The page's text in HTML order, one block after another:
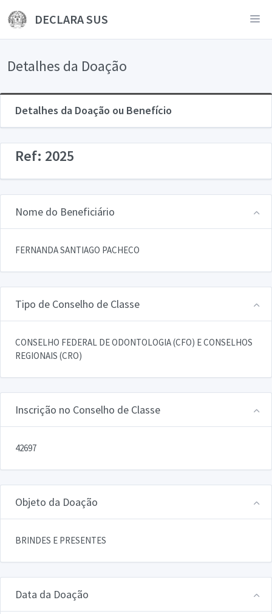
DECLARA SUS
Detalhes da Doação
Detalhes da Doação ou Benefício
Ref: 2025
Nome do Beneficiário
FERNANDA SANTIAGO PACHECO
Tipo de Conselho de Classe
CONSELHO FEDERAL DE ODONTOLOGIA (CFO) E CONSELHOS
REGIONAIS (CRO)
Inscrição no Conselho de Classe
42697
Objeto da Doação
BRINDES E PRESENTES
Data da Doação